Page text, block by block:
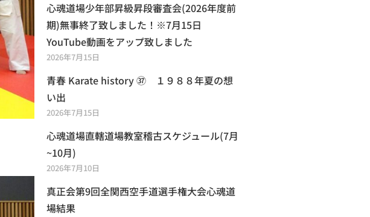
心魂道場少年部昇級昇段審査会(2026年度前
期)無事終了致しました！※7月15日
YouTube動画をアップ致しました
2026年7月15日
青春 Karate history ㊲ １９８８年夏の想
い出
2026年7月15日
心魂道場直轄道場教室稽古スケジュール(7月
~10月)
2026年7月10日
真正会第9回全関西空手道選手権大会心魂道
場結果